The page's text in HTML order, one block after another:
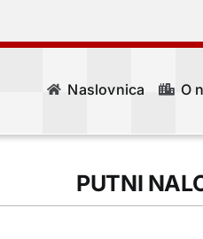
Naslovnica O
PUTNI